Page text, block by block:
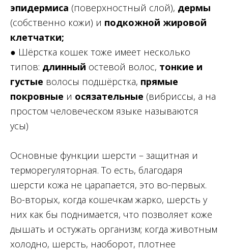
эпидермиса (поверхностный слой), дермы
(собственно кожи) и подкожной жировой
клетчатки;
● Шёрстка кошек тоже имеет несколько
типов: длинный остевой волос, тонкие и
густые волосы подшёрстка, прямые
покровные и осязательные (вибриссы, а на
простом человеческом языке называются
усы)
Основные функции шерсти – защитная и
терморегуляторная. То есть, благодаря
шерсти кожа не царапается, это во-первых.
Во-вторых, когда кошечкам жарко, шерсть у
них как бы поднимается, что позволяет коже
дышать и остужать организм; когда животным
холодно, шерсть, наоборот, плотнее